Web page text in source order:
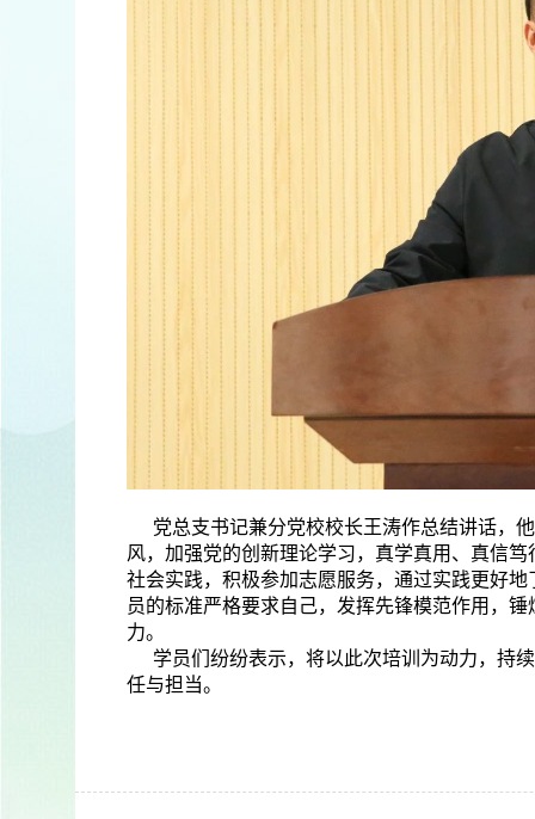
党总支书记兼分党校校长王涛作总结讲话，
风，加强党的创新理论学习，真学真用、真信
社会实践，积极参加志愿服务，通过实践更好
员的标准严格要求自己，发挥先锋模范作用，
力。
学员们纷纷表示，将以此次培训为动力，持
任与担当。